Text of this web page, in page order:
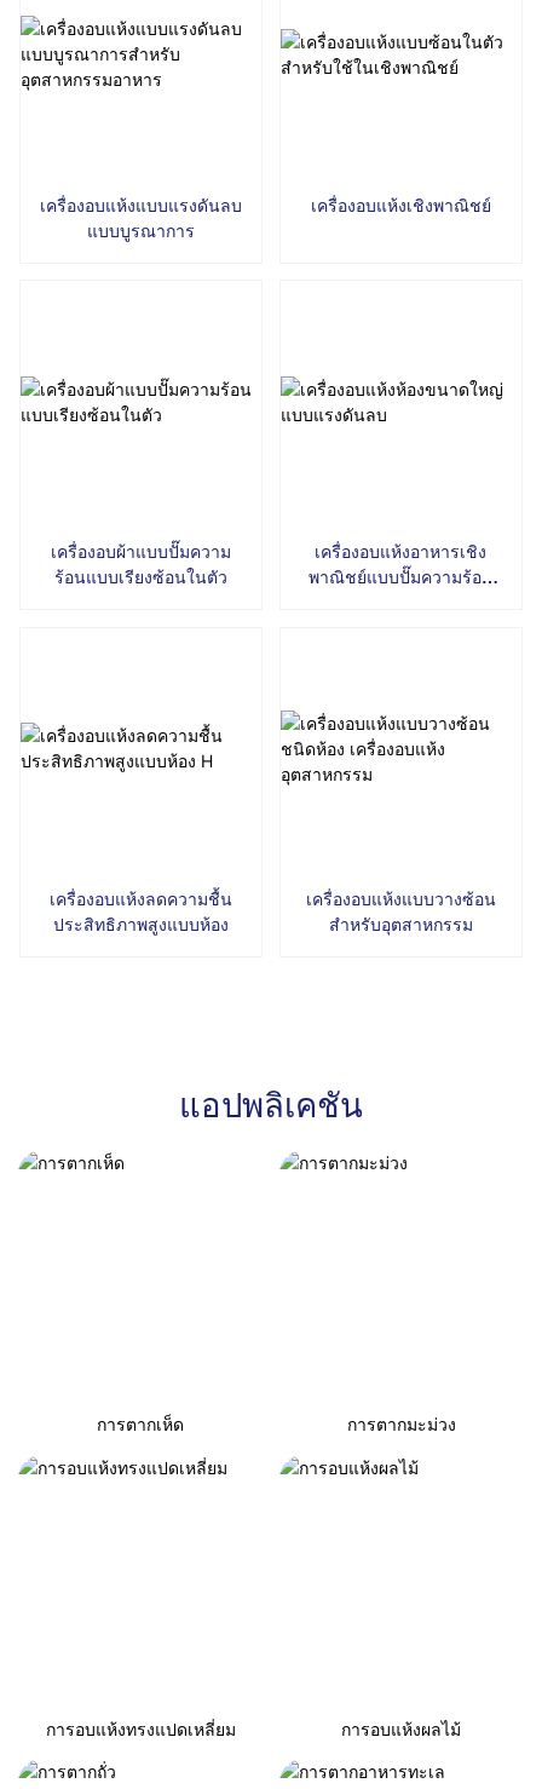
เครื่องอบแห้งแบบแรงดันลบ
แบบบูรณาการ
เครื่องอบแห้งเชิงพาณิชย์
เครื่องอบผ้าแบบปั๊มความ
ร้อนแบบเรียงซ้อนในตัว
เครื่องอบแห้งอาหารเชิง
พาณิชย์แบบปั๊มความร้อน
เครื่องอบแห้งลดความชื้น
ประสิทธิภาพสูงแบบห้อง
เครื่องอบแห้งแบบวางซ้อน
สำหรับอุตสาหกรรม
แอปพลิเคชัน
การตากเห็ด การตากมะม่วง
การอบแห้งทรงแปดเหลี่ยม การอบแห้งผลไม้